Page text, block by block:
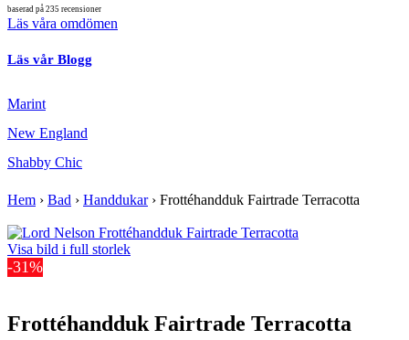
baserad på 235 recensioner
Läs våra omdömen
Läs vår Blogg
Marint
New England
Shabby Chic
Hem › Bad › Handdukar› Frottéhandduk Fairtrade Terracotta
Visa bild i full storlek
-31%
Frottéhandduk Fairtrade Terracotta